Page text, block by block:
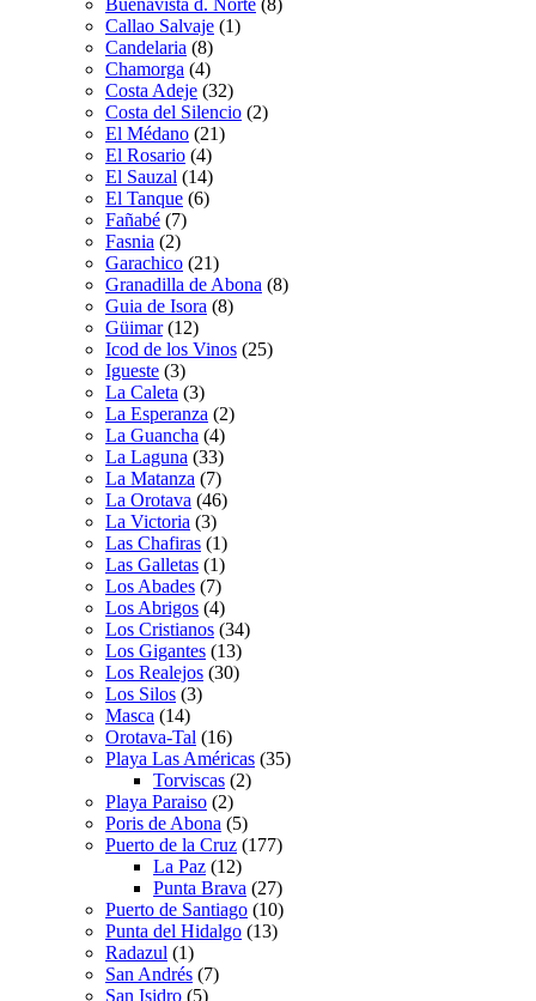
Buenavista d. Norte (8)
Callao Salvaje (1)
Candelaria (8)
Chamorga (4)
Costa Adeje (32)
Costa del Silencio (2)
El Médano (21)
El Rosario (4)
El Sauzal (14)
El Tanque (6)
Fañabé (7)
Fasnia (2)
Garachico (21)
Granadilla de Abona (8)
Guia de Isora (8)
Güimar(12)
Icod de los Vinos (25)
Igueste (3)
La Caleta (3)
La Esperanza (2)
La Guancha (4)
La Laguna (33)
La Matanza (7)
La Orotava (46)
La Victoria (3)
Las Chafiras (1)
Las Galletas (1)
Los Abades (7)
Los Abrigos (4)
Los Cristianos (34)
Los Gigantes (13)
Los Realejos (30)
Los Silos (3)
Masca (14)
Orotava-Tal (16)
Playa Las Américas (35)
Torviscas (2)
Playa Paraiso (2)
Poris de Abona (5)
Puerto de la Cruz (177)
La Paz (12)
Punta Brava (27)
Puerto de Santiago (10)
Punta del Hidalgo (13)
Radazul (1)
San Andrés (7)
San Isidro (5)